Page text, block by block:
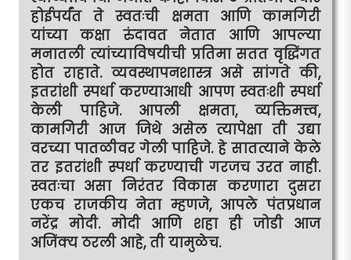
होईपर्यंत ते स्वतःची क्षमता आणि कामगिरी
यांच्या कक्षा रुंदावत नेतात आणि आपल्या
मनातली त्यांच्याविषयीची प्रतिमा सतत वृद्धिंगत
होत राहाते. व्यवस्थापनशास्त्र असे सांगते की,
इतरांशी स्पर्धा करण्याआधी आपण स्वतःशी स्पर्धा
केली पाहिजे. आपली क्षमता, व्यक्तिमत्त्व,
कामगिरी आज जिथे असेल त्यापेक्षा ती उद्या
वरच्या पातळीवर गेली पाहिजे. हे सातत्याने केले
तर इतरांशी स्पर्धा करण्याची गरजच उरत नाही.
स्वतःचा असा निरंतर विकास करणारा दुसरा
एकच राजकीय नेता म्हणजे, आपले पंतप्रधान
नरेंद्र मोदी. मोदी आणि शहा ही जोडी आज
अजिंक्य ठरली आहे, ती यामुळेच.